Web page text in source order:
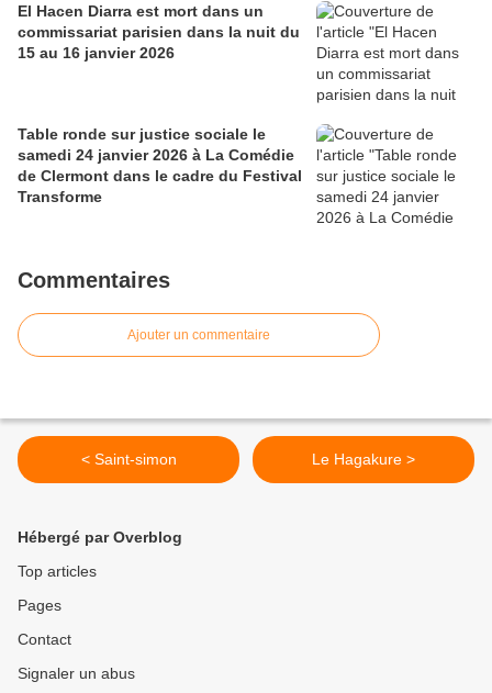
El Hacen Diarra est mort dans un
commissariat parisien dans la nuit du
15 au 16 janvier 2026
Table ronde sur justice sociale le
samedi 24 janvier 2026 à La Comédie
de Clermont dans le cadre du Festival
Transforme
Commentaires
Ajouter un commentaire
< Saint-simon Le Hagakure >
Hébergé par Overblog
Top articles
Pages
Contact
Signaler un abus